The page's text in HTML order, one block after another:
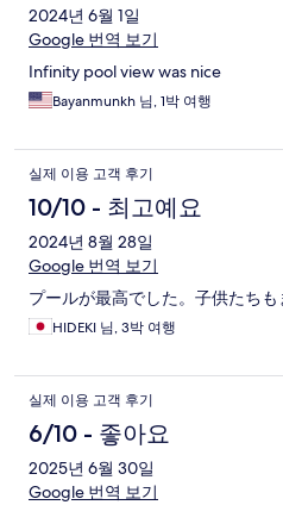
2024년 6월 1일
Google 번역 보기
Infinity pool view was nice
Bayanmunkh 님, 1박 여행
실제 이용 고객 후기
10/10 - 최고예요
2024년 8월 28일
Google 번역 보기
プールが最高でした。子供たちも
HIDEKI 님, 3박 여행
실제 이용 고객 후기
6/10 - 좋아요
2025년 6월 30일
Google 번역 보기